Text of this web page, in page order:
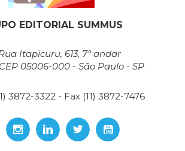
EDITORIAL SUMMUS
Itapicuru, 613, 7° andar
05006-000 - São Paulo - SP
3872-3322 - Fax (11) 3872-7476